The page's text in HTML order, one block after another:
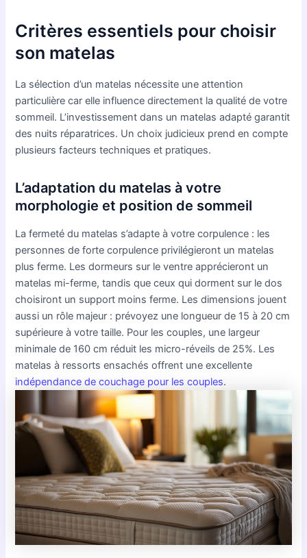
Critères essentiels pour choisir
son matelas
La sélection d’un matelas nécessite une attention
particulière car elle influence directement la qualité de votre
sommeil. L’investissement dans un matelas adapté garantit
des nuits réparatrices. Un choix judicieux prend en compte
plusieurs facteurs techniques et pratiques.
L’adaptation du matelas à votre
morphologie et position de sommeil
La fermeté du matelas s’adapte à votre corpulence : les
personnes de forte corpulence privilégieront un matelas
plus ferme. Les dormeurs sur le ventre apprécieront un
matelas mi-ferme, tandis que ceux qui dorment sur le dos
choisiront un support moins ferme. Les dimensions jouent
aussi un rôle majeur : prévoyez une longueur de 15 à 20 cm
supérieure à votre taille. Pour les couples, une largeur
minimale de 160 cm réduit les micro-réveils de 25%. Les
matelas à ressorts ensachés offrent une excellente
indépendance de couchage pour les couples.